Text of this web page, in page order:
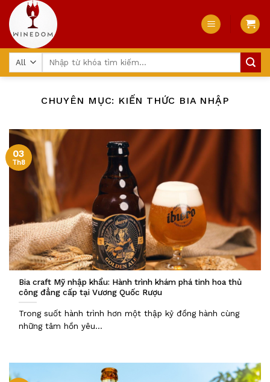
Skip
content
CHUYÊN MỤC: KIẾN THỨC BIA NHẬP
Bia craft Mỹ nhập khẩu: Hành trình khám phá tinh hoa thủ
công đẳng cấp tại Vương Quốc Rượu
Trong suốt hành trình hơn một thập kỷ đồng hành cùng
những tâm hồn yêu...
03
Th8